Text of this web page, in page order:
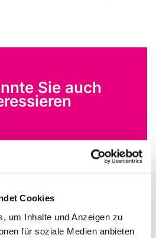
Cookies
um Inhalte und Anzeigen zu
für soziale Medien anbieten
Sie auch